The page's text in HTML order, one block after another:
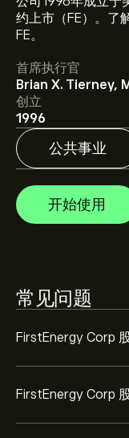
约上市（FE）。了
FE。
首席执行官
Brian X. Tierney,
创立
1996
公共事业
开始使用
常见问题
FirstEnergy Corp
FirstEnergy Corp
以取得详细的分析
分析师根据市场趋
Corp的预测。查看
FirstEnergy Corp
根据 10 位分析师